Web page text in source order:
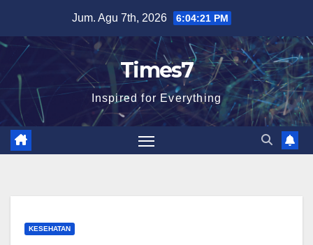
content
Jum. Agu 7th, 2026 6:04:22 PM
Times7
Inspired for Everything
KESEHATAN